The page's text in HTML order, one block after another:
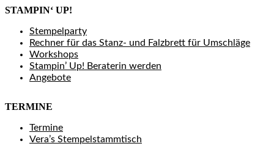
STAMPIN‘ UP!
Stempelparty
Rechner für das Stanz- und Falzbrett für Umschläge
Workshops
Stampin’ Up! Beraterin werden
Angebote
TERMINE
Termine
Vera’s Stempelstammtisch